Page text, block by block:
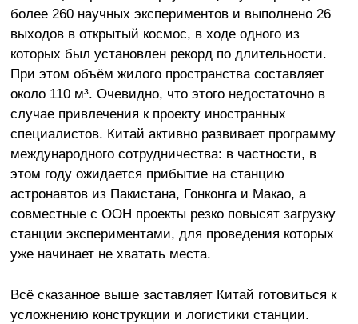
более 260 научных экспериментов и выполнено 26
выходов в открытый космос, в ходе одного из
которых был установлен рекорд по длительности.
При этом объём жилого пространства составляет
около 110 м³. Очевидно, что этого недостаточно в
случае привлечения к проекту иностранных
специалистов. Китай активно развивает программу
международного сотрудничества: в частности, в
этом году ожидается прибытие на станцию
астронавтов из Пакистана, Гонконга и Макао, а
совместные с ООН проекты резко повысят загрузку
станции экспериментами, для проведения которых
уже начинает не хватать места.
Всё сказанное выше заставляет Китай готовиться к
усложнению конструкции и логистики станции.